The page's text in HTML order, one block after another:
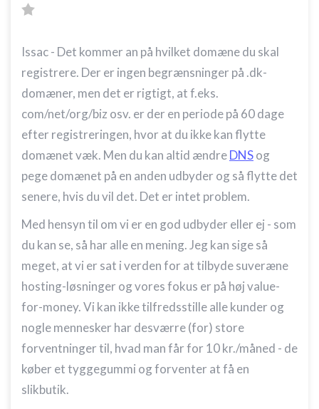
Issac - Det kommer an på hvilket domæne du skal
registrere. Der er ingen begrænsninger på .dk-
domæner, men det er rigtigt, at f.eks.
com/net/org/biz osv. er der en periode på 60 dage
efter registreringen, hvor at du ikke kan flytte
domænet væk. Men du kan altid ændreDNSog
pege domænet på en anden udbyder og så flytte det
senere, hvis du vil det. Det er intet problem.
Med hensyn til om vi er en god udbyder eller ej - som
du kan se, så har alle en mening. Jeg kan sige så
meget, at vi er sat i verden for at tilbyde suveræne
hosting-løsninger og vores fokus er på høj value-
for-money. Vi kan ikke tilfredsstille alle kunder og
nogle mennesker har desværre (for) store
forventninger til, hvad man får for 10 kr./måned - de
køber et tyggegummi og forventer at få en
slikbutik.